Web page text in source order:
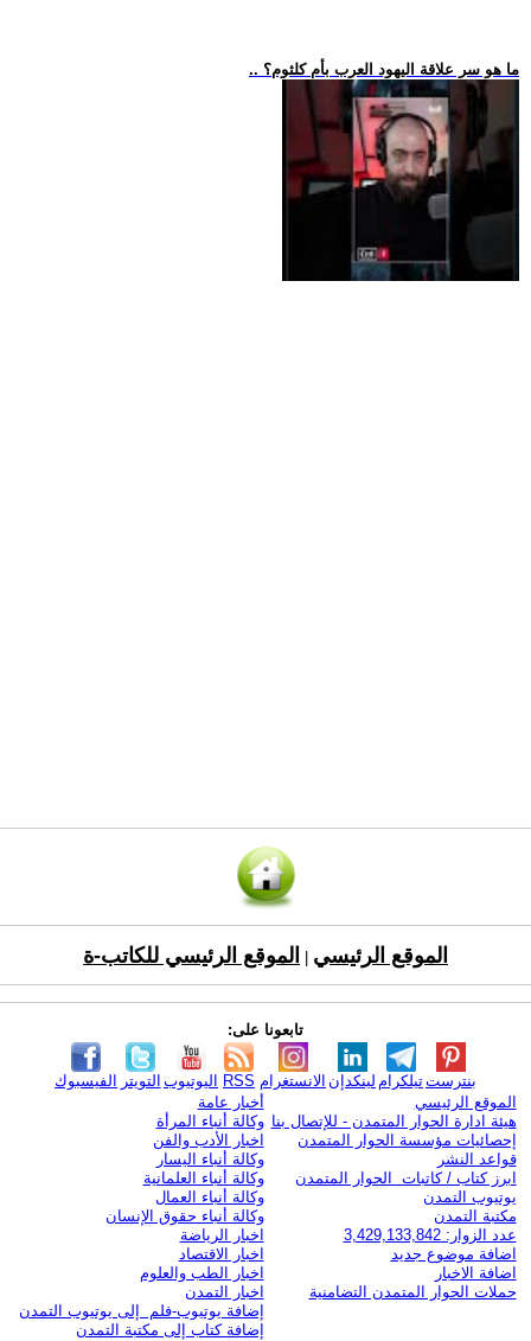
.. ما هو سر علاقة اليهود العرب بأم كلثوم؟
الموقع الرئيسي الموقع الرئيسي للكاتب-ة
تابعونا على:
الفيسبوك التويتر اليوتيوب RSS الانستغرام لينكدإن تيلكرامبنترست
الموقع الرئيسي
هيئة ادارة الحوار المتمدن - للإتصال بنا
إحصائيات مؤسسة الحوار المتمدن
قواعد النشر
ابرز كتاب / كاتبات الحوار المتمدن
يوتيوب التمدن
مكتبة التمدن
عدد الزوار: 3,429,133,842
اضافة موضوع جديد
اضافة الاخبار
حملات الحوار المتمدن التضامنية
أخبار عامة
وكالة أنباء المرأة
اخبار الأدب والفن
وكالة أنباء اليسار
وكالة أنباء العلمانية
وكالة أنباء العمال
وكالة أنباء حقوق الإنسان
اخبار الرياضة
اخبار الاقتصاد
اخبار الطب والعلوم
اخبار التمدن
إضافة يوتيوب-فلم إلى يوتيوب التمدن
إضافة كتاب إلى مكتبة التمدن